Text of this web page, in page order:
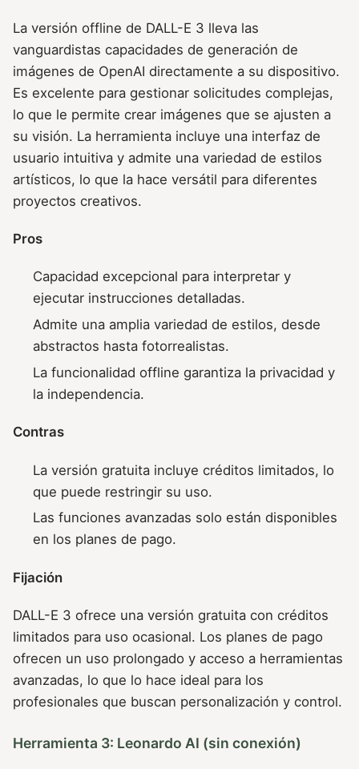
La versión offline de DALL-E 3 lleva las
vanguardistas capacidades de generación de
imágenes de OpenAI directamente a su dispositivo.
Es excelente para gestionar solicitudes complejas,
lo que le permite crear imágenes que se ajusten a
su visión. La herramienta incluye una interfaz de
usuario intuitiva y admite una variedad de estilos
artísticos, lo que la hace versátil para diferentes
proyectos creativos.
Pros
Capacidad excepcional para interpretar y
ejecutar instrucciones detalladas.
Admite una amplia variedad de estilos, desde
abstractos hasta fotorrealistas.
La funcionalidad offline garantiza la privacidad y
la independencia.
Contras
La versión gratuita incluye créditos limitados, lo
que puede restringir su uso.
Las funciones avanzadas solo están disponibles
en los planes de pago.
Fijación
DALL-E 3 ofrece una versión gratuita con créditos
limitados para uso ocasional. Los planes de pago
ofrecen un uso prolongado y acceso a herramientas
avanzadas, lo que lo hace ideal para los
profesionales que buscan personalización y control.
Herramienta 3: Leonardo AI (sin conexión)